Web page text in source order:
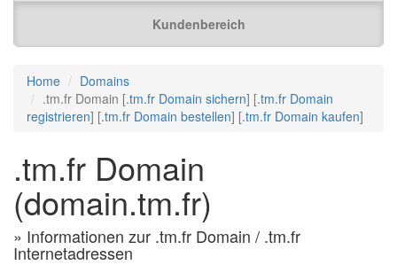
Kundenbereich
Home
Domains
.tm.fr Domain [.tm.fr Domain sichern] [.tm.fr Domain
registrieren] [.tm.fr Domain bestellen] [.tm.fr Domain kaufen]
.tm.fr Domain
(domain.tm.fr)
» Informationen zur .tm.fr Domain / .tm.fr
Internetadressen